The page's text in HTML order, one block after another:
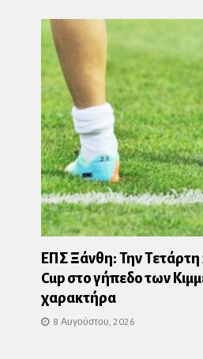
ΕΠΣ Ξάνθη: Την
Cup στο γήπεδο των
χαρακτήρα
8 Αυγούστου, 2026